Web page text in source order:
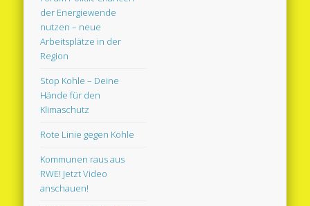
der Energiewende
nutzen – neue
Arbeitsplätze in der
Region
Stop Kohle – Deine
Hände für den
Klimaschutz
Rote Linie gegen Kohle
Kommunen raus aus
RWE! Jetzt Video
anschauen!